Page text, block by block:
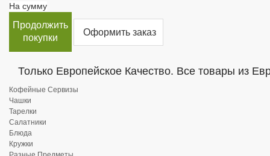
На сумму
Продолжить
покупки
Оформить заказ
Только Европейское Качество. Все товары из
Кофейные Сервизы
Чашки
Тарелки
Салатники
Блюда
Кружки